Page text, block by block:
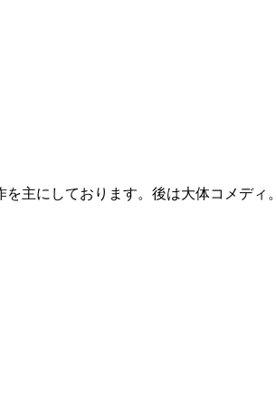
主にしております。後は大体コメディ。